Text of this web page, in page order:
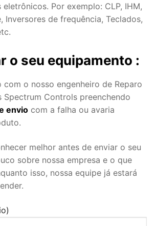
Por exemplo: CLP, IHM,
Inversores de frequência, Teclados,
o seu equipamento :
com o nosso engenheiro de Reparo
Spectrum Controls preenchendo
envio com a falha ou avaria
melhor antes de enviar o seu
sobre nossa empresa e o que
isso, nossa equipe já estará